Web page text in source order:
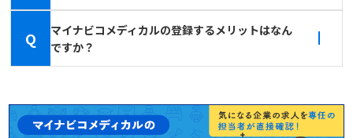
Q
マイナビコメディカルの登録するメリットはなん
ですか？